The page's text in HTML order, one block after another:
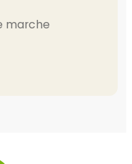
marche